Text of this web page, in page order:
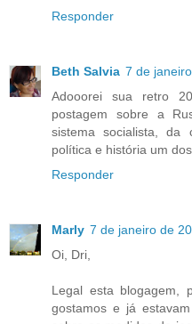
Responder
Beth Salvia 7 de
Adooorei sua retro
postagem sobre a
sistema socialista, da
política e história um
Responder
Marly 7 de janeiro de
Oi, Dri,
Legal esta blogagem,
gostamos e já